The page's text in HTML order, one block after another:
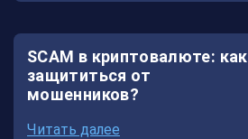
SCAM в криптовалюте: как
защититься от
мошенников?
Читать далее